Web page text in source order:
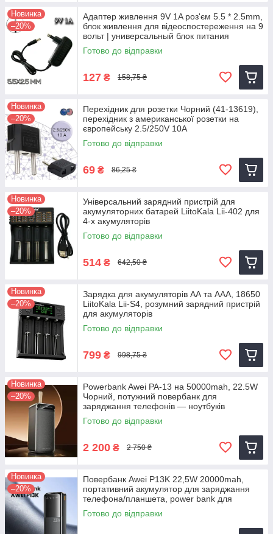
Новинка
–20%
Адаптер живлення 9V 1A роз'єм 5.5 * 2.5mm,
блок живлення для відеоспостереження на 9
вольт | универсальный блок питания
Готово до відправки
127 ₴ 158,75 ₴
Новинка
–20%
Перехідник для розетки Чорний (41-13619),
перехідник з американської розетки на
європейську 2.5/250V 10A
Готово до відправки
69 ₴ 86,25 ₴
Новинка
–20%
Універсальний зарядний пристрій для
акумуляторних батарей LiitoKala Lii-402 для
4-х акумуляторів
Готово до відправки
514 ₴ 642,50 ₴
Новинка
–20%
Зарядка для акумуляторів АА та ААА, 18650
LiitoKala Lii-S4, розумний зарядний пристрій
для акумуляторів
Готово до відправки
799 ₴ 998,75 ₴
Новинка
–20%
Powerbank Awei PA-13 на 50000mah, 22.5W
Чорний, потужний повербанк для
заряджання телефонів — ноутбуків
Готово до відправки
2 200 ₴ 2 750 ₴
Новинка
–20%
Повербанк Awei P13K 22,5W 20000mah,
портативний акумулятор для заряджання
телефона/планшета, power bank для
айфона
Готово до відправки